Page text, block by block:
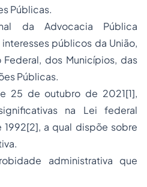
Públicas.
da Advocacia Pública
públicos da União,
dos Municípios, das
Públicas.
25 de outubro de 2021[1],
na Lei federal
[2], a qual dispõe sobre
administrativa que